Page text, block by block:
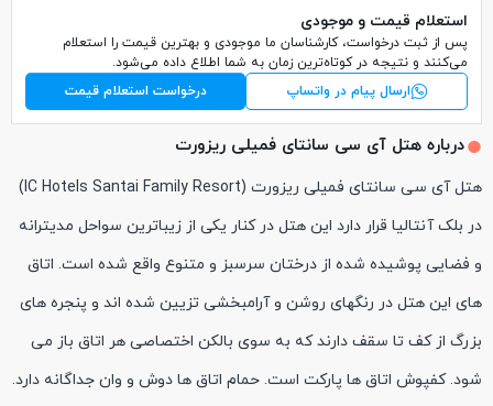
استعلام قیمت و موجودی
پس از ثبت درخواست، کارشناسان ما موجودی و بهترین قیمت را استعلام
می‌کنند و نتیجه در کوتاه‌ترین زمان به شما اطلاع داده می‌شود.
ارسال پیام در واتساپ
درخواست استعلام قیمت
درباره هتل آی سی سانتای فمیلی ریزورت
در بلک آنتالیا قرار دارد این هتل در کنار یکی از ‏زیباترین سواحل مدیترانه
و فضایی پوشیده شده از درختان سرسبز و متنوع واقع شده است. اتاق
های این هتل در رنگهای روشن و آرامبخشی تزیین شده اند و پنجره های
بزرگ از کف تا سقف دارند که به سوی بالکن ‏اختصاصی هر اتاق باز می
شود. کفپوش اتاق ها پارکت است. حمام اتاق ها دوش و وان جداگانه دارد.